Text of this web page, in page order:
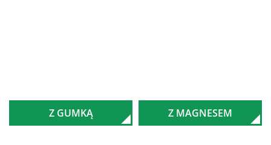
Z GUMKĄ Z MAGNESEM